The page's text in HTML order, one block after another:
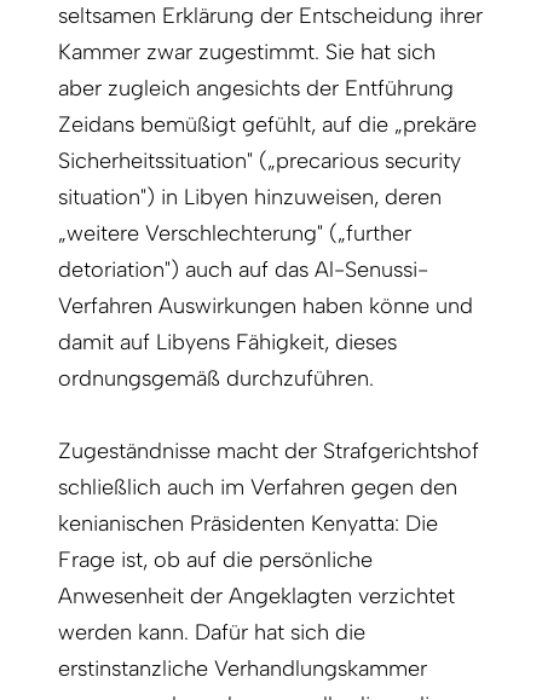
seltsamen Erklärung der Entscheidung ihrer
Kammer zwar zugestimmt. Sie hat sich
aber zugleich angesichts der Entführung
Zeidans bemüßigt gefühlt, auf die „prekäre
Sicherheitssituation" („precarious security
situation") in Libyen hinzuweisen, deren
„weitere Verschlechterung" („further
detoriation") auch auf das Al-Senussi-
Verfahren Auswirkungen haben könne und
damit auf Libyens Fähigkeit, dieses
ordnungsgemäß durchzuführen.
Zugeständnisse macht der Strafgerichtshof
schließlich auch im Verfahren gegen den
kenianischen Präsidenten Kenyatta: Die
Frage ist, ob auf die persönliche
Anwesenheit der Angeklagten verzichtet
werden kann. Dafür hat sich die
erstinstanzliche Verhandlungskammer